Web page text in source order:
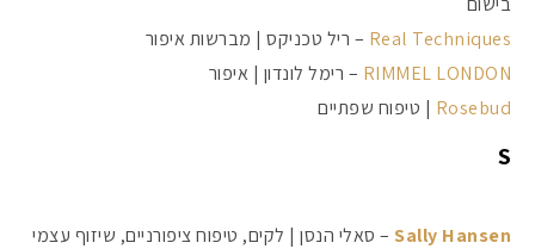
Real Techniques – ריל טכניקס | מברשות איפור
RIMMEL LONDON – רימל לונדון | איפור
Rosebud | טיפוח שפתיים
S
Sally Hansen – סאלי הנסן | לקים, טיפוח ציפורניים, שיזוף עצמי